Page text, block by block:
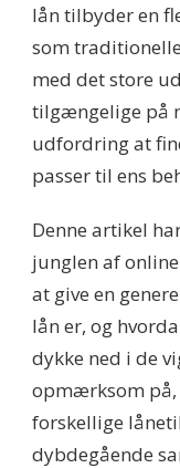
lån tilbyder en
som
med det store
tilgængelige på
udfordring at
passer til ens
Denne artikel
junglen af
at give en
lån er, og
dykke ned i de
opmærksom
forskellige
dybdegående